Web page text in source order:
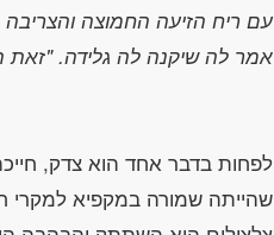
עם ריח הזיעה החמוצה
אמר לה שיקנה לה גלידה. "זאת
לפחות בדבר אחד הוא צדק,
שהייתה שמורה במקפיא למקרי